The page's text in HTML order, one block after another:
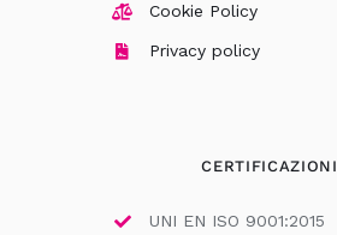
Cookie Policy
Privacy policy
CERTIFICAZIONI
UNI EN ISO 9001:2015